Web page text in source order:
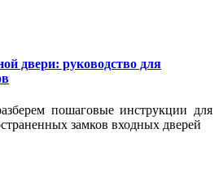
двери: руководство для
пошаговые инструкции для
замков входных дверей